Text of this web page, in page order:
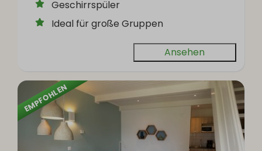
Geschirrspüler
Ideal für große Gruppen
Ansehen
EMPFOHLEN